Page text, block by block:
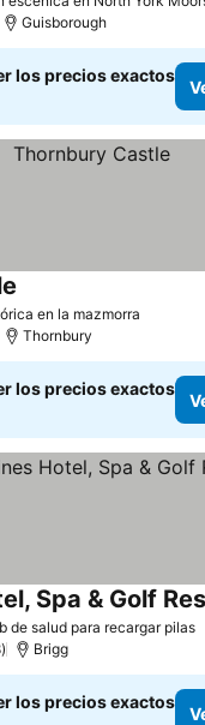
Guisborough
los precios exactos
en la mazmorra
Thornbury
los precios exactos
de salud para recargar pilas
Spa & Golf
Brigg
los precios exactos